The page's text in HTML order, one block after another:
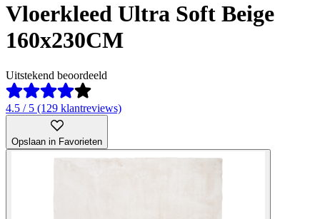
Vloerkleed Ultra Soft Beige
160x230CM
Uitstekend beoordeeld
4.5 / 5 (129 klantreviews)
Opslaan in Favorieten